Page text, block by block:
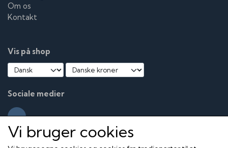
Om os
Kontakt
Vis på shop
Sociale medier
Vi bruger cookies